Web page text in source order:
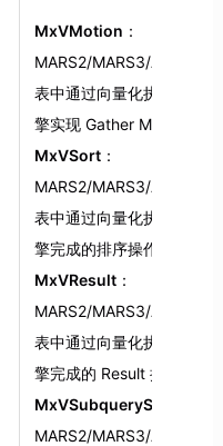
MxVMotion ：
MARS2/MARS3/AOCO
表中通过向量化执行引
擎实现 Gather Motion
MxVSort：
MARS2/MARS3/AOCO
表中通过向量化执行引
擎完成的排序操作
MxVResult：
MARS2/MARS3/AOCO
表中通过向量化执行引
擎完成的 Result 操作
MxVSubqueryScan
MARS2/MARS3/AOCO